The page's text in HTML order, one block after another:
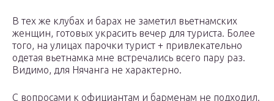
В тех же клубах и барах не заметил вьетнамских
женщин, готовых украсить вечер для туриста. Более
того, на улицах парочки турист + привлекательно
одетая вьетнамка мне встречались всего пару раз.
Видимо, для Нячанга не характерно.
С вопросами к официантам и барменам не подходил.